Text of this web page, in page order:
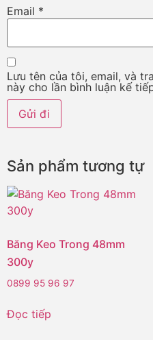
Email *
Lưu tên của tôi, email, và
này cho lần bình luận kế
Sản phẩm tương tự
Băng Keo Trong 48mm
300y
0899 95 96 97
Đọc tiếp